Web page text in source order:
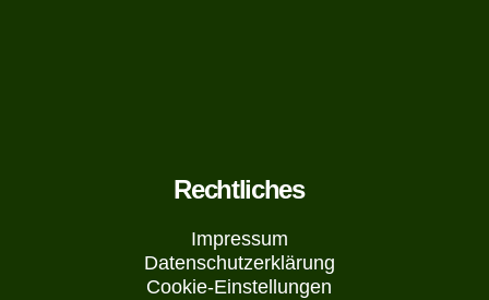
Rechtliches
Impressum
Datenschutzerklärung
Cookie-Einstellungen